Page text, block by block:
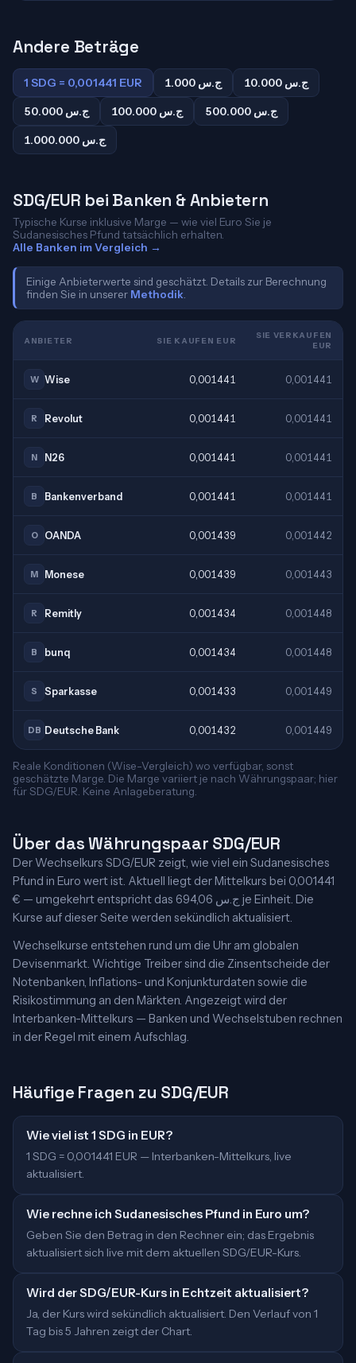
Andere Beträge
1 SDG = 0,001441 EUR 1.000 ج.س
10.000 ج.س
50.000 ج.س
100.000 ج.س
500.000 ج.س
1.000.000 ج.س
SDG/EUR bei Banken & Anbietern
Typische Kurse inklusive Marge — wie viel Euro Sie je
Sudanesisches Pfund tatsächlich erhalten.
Alle Banken im Vergleich →
Einige Anbieterwerte sind geschätzt. Details zur Berechnung
finden Sie in unserer Methodik
ANBIETER SIE KAUFEN EUR
SIE VERKAUFEN
EUR
W Wise 0,001441 0,001441
R Revolut 0,001441 0,001441
N N26 0,001441 0,001441
B Bankenverband 0,001441 0,001441
O OANDA 0,001439 0,001442
M Monese 0,001439 0,001443
R Remitly 0,001434 0,001448
B bunq 0,001434 0,001448
S Sparkasse 0,001433 0,001449
DB Deutsche Bank 0,001432 0,001449
Reale Konditionen (Wise-Vergleich) wo verfügbar, sonst
geschätzte Marge. Die Marge variiert je nach Währungspaar; hier
für SDG/EUR. Keine Anlageberatung.
Über das Währungspaar SDG/EUR
Der Wechselkurs SDG/EUR zeigt, wie viel ein Sudanesisches
Pfund in Euro wert ist. Aktuell liegt der Mittelkurs bei 0,001441
€ — umgekehrt entspricht das 694,06 ج.س je Einheit. Die
Kurse auf dieser Seite werden sekündlich aktualisiert.
Wechselkurse entstehen rund um die Uhr am globalen
Devisenmarkt. Wichtige Treiber sind die Zinsentscheide der
Notenbanken, Inflations- und Konjunkturdaten sowie die
Risikostimmung an den Märkten. Angezeigt wird der
Interbanken-Mittelkurs — Banken und Wechselstuben rechnen
in der Regel mit einem Aufschlag.
Häufige Fragen zu SDG/EUR
Wie viel ist 1 SDG in EUR?
1 SDG = 0,001441 EUR — Interbanken-Mittelkurs, live
aktualisiert.
Wie rechne ich Sudanesisches Pfund in Euro um?
Geben Sie den Betrag in den Rechner ein; das Ergebnis
aktualisiert sich live mit dem aktuellen SDG/EUR-Kurs.
Wird der SDG/EUR-Kurs in Echtzeit aktualisiert?
Ja, der Kurs wird sekündlich aktualisiert. Den Verlauf von 1
Tag bis 5 Jahren zeigt der Chart.